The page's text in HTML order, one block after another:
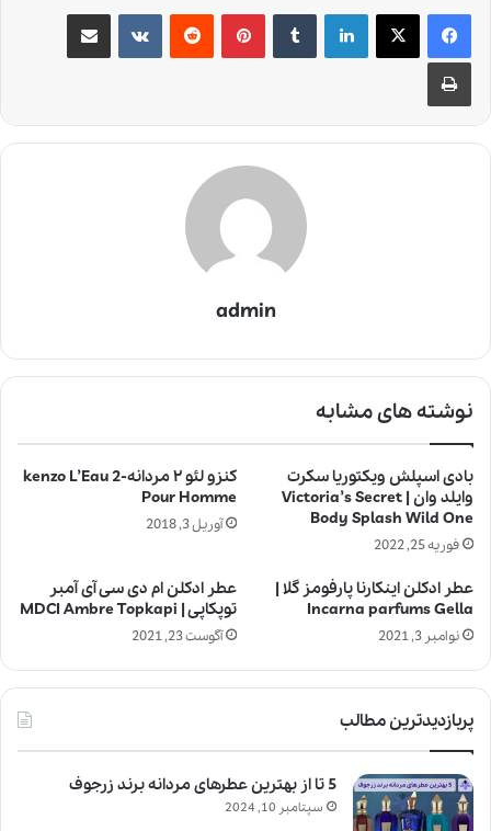
لینکدین ‫پین‌ترست ‫رددیت
چاپ
admin
نوشته های مشابه
بادی اسپلش ویکتوریا سکرت
وایلد وان | Victoria’s Secret
Body Splash Wild One
فوریه 25, 2022
کنزو لئو ۲ مردانه-kenzo L’Eau 2
Pour Homme
آوریل 3, 2018
عطر ادکلن اینکارنا پارفومز گلا |
Incarna parfums Gella
نوامبر 3, 2021
عطر ادکلن ام دی سی آی آمبر
توپکاپی | MDCI Ambre Topkapi
آگوست 23, 2021
پربازدیدترین مطالب
5 تا از بهترین عطرهای مردانه برند زرجوف
سپتامبر 10, 2024